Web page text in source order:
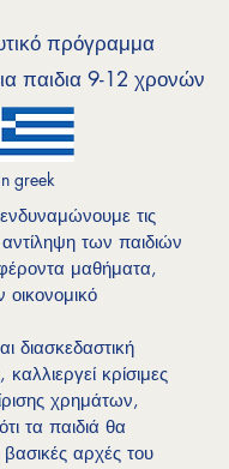
πρόγραμμα
παιδια 9-12 χρονών
greek
τις
των παιδιών
μαθήματα,
οικονομικό
διασκεδαστική
κρίσιμες
χρημάτων,
τα παιδιά θα
βασικές αρχές του